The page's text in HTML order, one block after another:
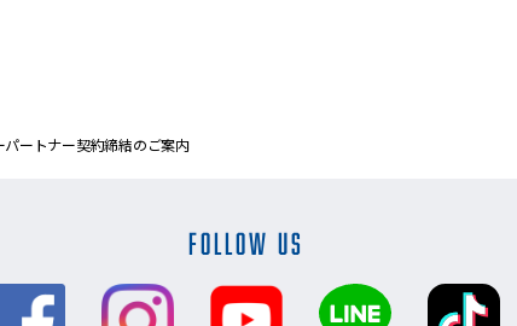
ートナー契約締結のご案内
FOLLOW US